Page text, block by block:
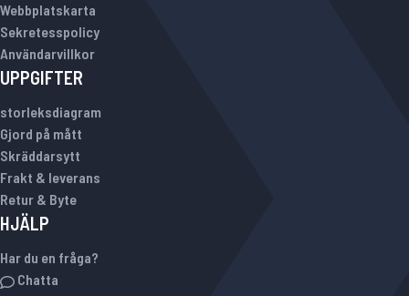
Webbplatskarta
Sekretesspolicy
Användarvillkor
UPPGIFTER
storleksdiagram
Gjord på mått
Skräddarsytt
Frakt & leverans
Retur & Byte
HJÄLP
Har du en fråga?
Chatta